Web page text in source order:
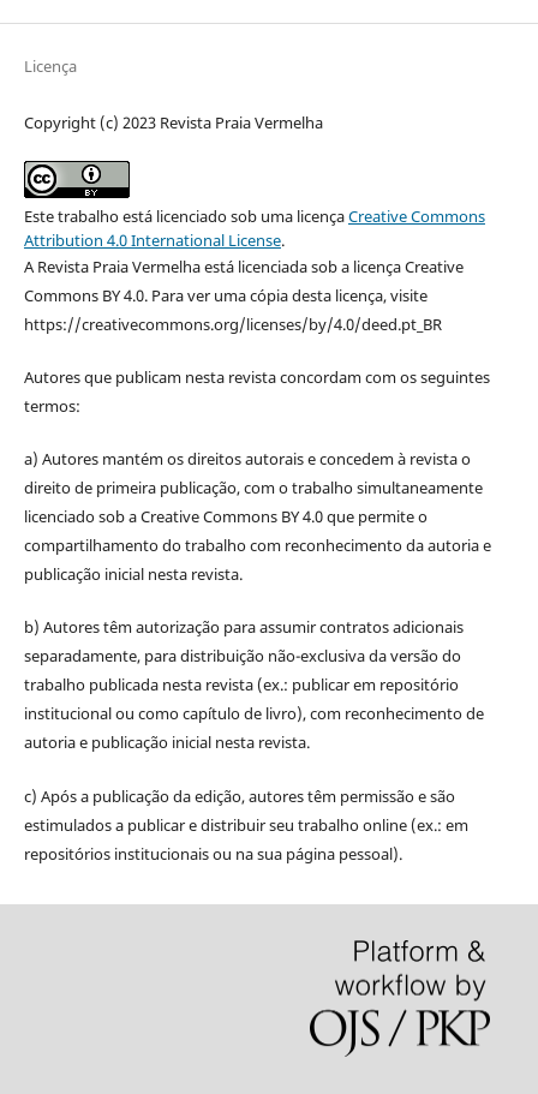
Licença
Copyright (c) 2023 Revista Praia Vermelha
Este trabalho está licenciado sob uma licençaCreative Commons
Attribution 4.0 International License.
A Revista Praia Vermelha está licenciada sob a licença Creative
Commons BY 4.0. Para ver uma cópia desta licença, visite
https://creativecommons.org/licenses/by/4.0/deed.pt_BR
Autores que publicam nesta revista concordam com os seguintes
termos:
a) Autores mantém os direitos autorais e concedem à revista o
direito de primeira publicação, com o trabalho simultaneamente
licenciado sob a Creative Commons BY 4.0 que permite o
compartilhamento do trabalho com reconhecimento da autoria e
publicação inicial nesta revista.
b) Autores têm autorização para assumir contratos adicionais
separadamente, para distribuição não-exclusiva da versão do
trabalho publicada nesta revista (ex.: publicar em repositório
institucional ou como capítulo de livro), com reconhecimento de
autoria e publicação inicial nesta revista.
c) Após a publicação da edição, autores têm permissão e são
estimulados a publicar e distribuir seu trabalho online (ex.: em
repositórios institucionais ou na sua página pessoal).